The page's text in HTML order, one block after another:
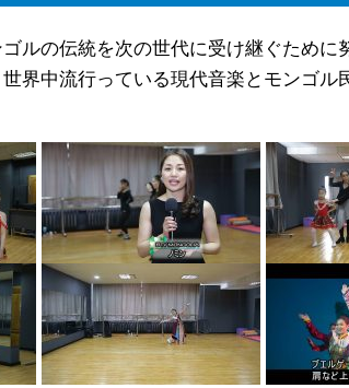
ルの伝統を次の世代に受け継ぐために
界中流行っている現代音楽とモンゴル